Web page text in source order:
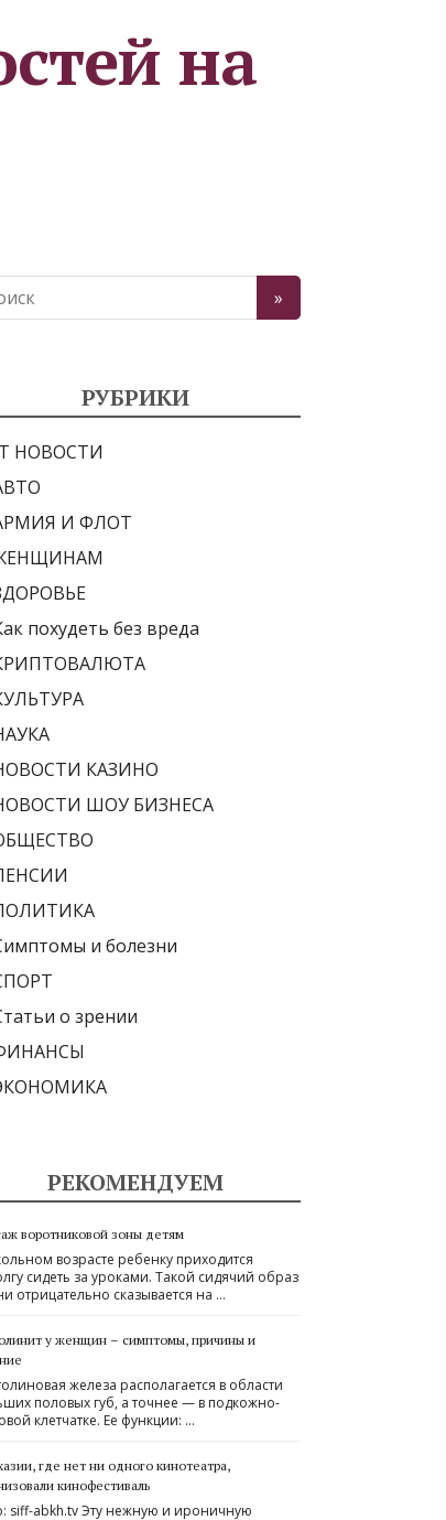
на
РУБРИКИ
НОВОСТИ
И ФЛОТ
похудеть без вреда
КАЗИНО
ШОУ БИЗНЕСА
и болезни
о зрении
РЕКОМЕНДУЕМ
воротниковой зоны детям
возрасте ребенку приходится
сидеть за уроками. Такой сидячий образ
отрицательно сказывается на …
у женщин – симптомы, причины и
железа располагается в области
половых губ, а точнее — в подкожно-
клетчатке. Ее функции: …
где нет ни одного кинотеатра,
кинофестиваль
siff-abkh.tv Эту нежную и ироничную